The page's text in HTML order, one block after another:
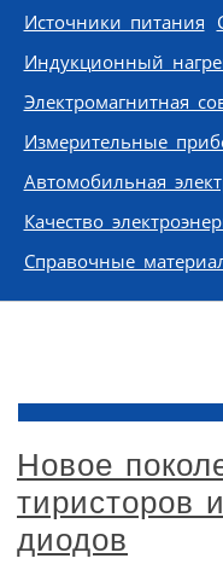
Источники питания
Индукционный
Электромагнитная
Измерительные
Автомобильная
Качество
Справочные
Новое
тиристоров
диодов